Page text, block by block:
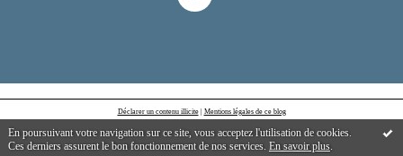
En poursuivant votre navigation sur ce site, vous acceptez l'utilisation de cookies.
Ces derniers assurent le bon fonctionnement de nos services. En savoir plus
Déclarer un contenu illicite| Mentions légales de ce blog